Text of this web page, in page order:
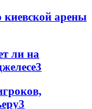
киевской арены
ли на
3
3